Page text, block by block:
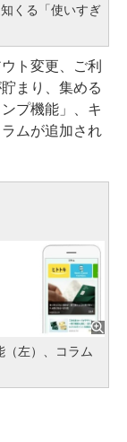
くる「使いすぎ
ト変更、ご利
まり、集める
プ機能」、キ
ムが追加され
（左）、コラム